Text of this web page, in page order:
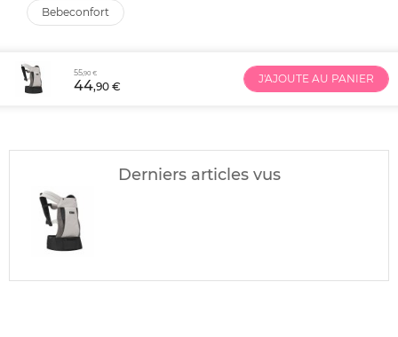
bebeconfort
55,90 €
44,90 €
J'AJOUTE AU PANIER
Derniers articles vus